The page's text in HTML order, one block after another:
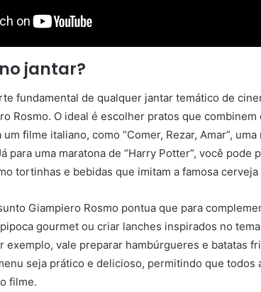
jantar?
fundamental de qualquer jantar temático de
Rosmo. O ideal é escolher pratos que
filme italiano, como “Comer, Rezar, Amar”,
para uma maratona de “Harry Potter”, você pode
tortinhas e bebidas que imitam a famosa cerveja
Giampiero Rosmo pontua que para
gourmet ou criar lanches inspirados no
exemplo, vale preparar hambúrgueres e batatas
seja prático e delicioso, permitindo que todos
filme.